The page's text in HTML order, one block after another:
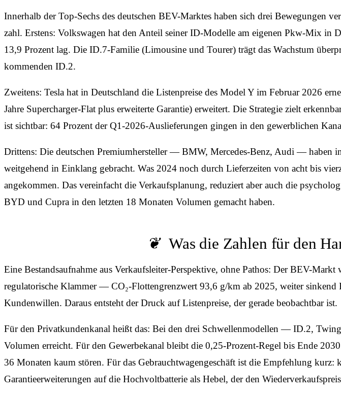
Innerhalb der Top-Sechs des deutschen BEV-Marktes haben sich drei Bewegungen
zahl. Erstens: Volkswagen hat den Anteil seiner ID-Modelle am eigenen Pkw-Mix
13,9 Prozent lag. Die ID.7-Familie (Limousine und Tourer) trägt das Wachstum
kommenden ID.2.
Zweitens: Tesla hat in Deutschland die Listenpreise des Model Y im Februar 2026
Jahre Supercharger-Flat plus erweiterte Garantie) erweitert. Die Strategie zielt
ist sichtbar: 64 Prozent der Q1-2026-Auslieferungen gingen in den gewerblichen
Drittens: Die deutschen Premium­hersteller — BMW, Mercedes-Benz, Audi — haben
weitgehend in Einklang gebracht. Was 2024 noch durch Lieferzeiten von acht bis
angekommen. Das vereinfacht die Verkaufs­planung, reduziert aber auch die
BYD und Cupra in den letzten 18 Monaten Volumen gemacht haben.
Was die Zahlen für den
Eine Bestandsaufnahme aus Verkaufsleiter-Perspektive, ohne Pathos: Der BEV-
regulatorische Klammer — CO₂-Flottengrenzwert 93,6 g/km ab 2025, weiter
Kundenwillen. Daraus entsteht der Druck auf Listenpreise, der gerade beobachtbar ist.
Für den Privatkundenkanal heißt das: Bei den drei Schwellenmodellen — ID.2,
Volumen erreicht. Für den Gewerbekanal bleibt die 0,25-Prozent-Regel bis Ende
36 Monaten kaum stören. Für das Gebrauchtwagengeschäft ist die Empfehlung
Garantieerweiterungen auf die Hochvoltbatterie als Hebel, der den